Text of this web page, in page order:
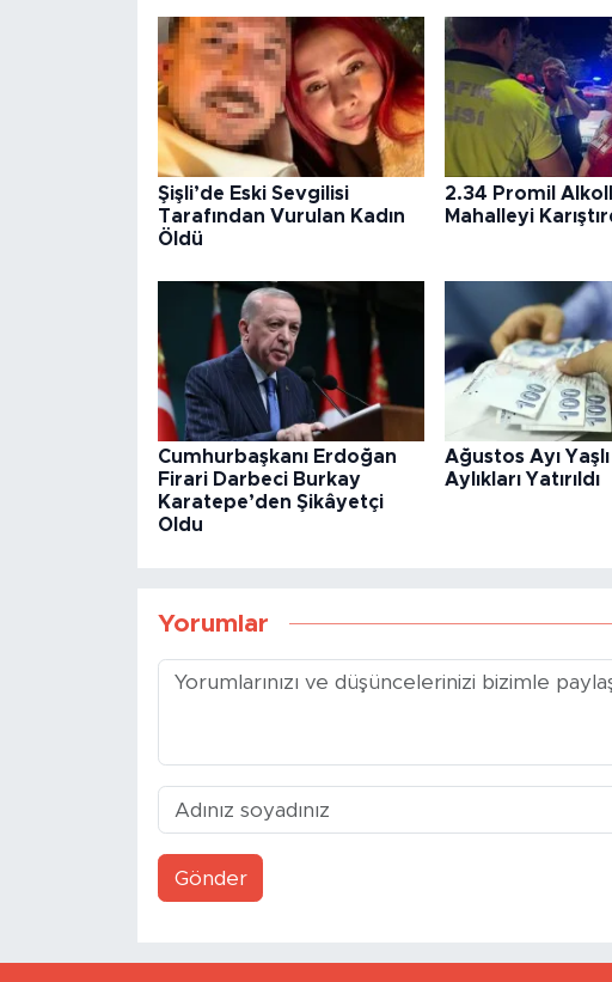
Şişli’de Eski Sevgilisi
Tarafından Vurulan Kadın
Öldü
2.34 Promil
Mahalleyi
Cumhurbaşkanı Erdoğan
Firari Darbeci Burkay
Karatepe’den Şikâyetçi
Oldu
Ağustos Ayı
Aylıkları Yatırıldı
Yorumlar
Gönder